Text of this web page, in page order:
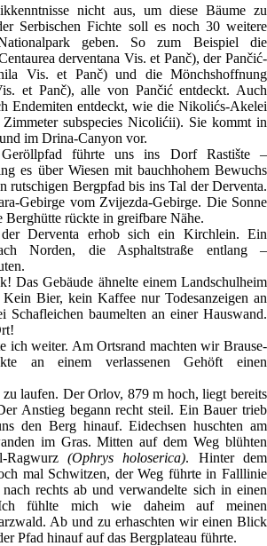
nicht aus, um diese Bäume zu
Serbischen Fichte soll es noch 30 weitere
geben. So zum Beispiel die
derventana Vis. et Panč), der Pančić-
Vis. et Panč) und die Mönchshoffnung
et Panč), alle von Pančić entdeckt. Auch
Endemiten entdeckt, wie die Nikolićs-Akelei
subspecies Nicolićii). Sie kommt in
im Drina-Canyon vor.
führte uns ins Dorf Rastište –
es über Wiesen mit bauchhohem Bewuchs
rutschigen Bergpfad bis ins Tal der Derventa.
Gebirge vom Zvijezda-Gebirge. Die Sonne
Berghütte rückte in greifbare Nähe.
Derventa erhob sich ein Kirchlein. Ein
Norden, die Asphaltstraße entlang –
Das Gebäude ähnelte einem Landschulheim
Bier, kein Kaffee nur Todesanzeigen an
Schafleichen baumelten an einer Hauswand.
ich weiter. Am Ortsrand machten wir Brause-
an einem verlassenen Gehöft einen
laufen. Der Orlov, 879 m hoch, liegt bereits
Anstieg begann recht steil. Ein Bauer trieb
den Berg hinauf. Eidechsen huschten am
im Gras. Mitten auf dem Weg blühten
Ragwurz (Ophrys holoserica). Hinter dem
mal Schwitzen, der Weg führte in Falllinie
rechts ab und verwandelte sich in einen
fühlte mich wie daheim auf meinen
Ab und zu erhaschten wir einen Blick
Pfad hinauf auf das Bergplateau führte.